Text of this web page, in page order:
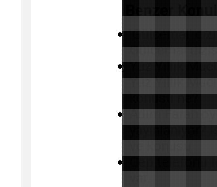
Benzer
'Gülcemal'
Gülcemal
Yüz Yıllık
Yüz Yıllık
konusu ne?
Adım Farah
ve konusu
Cep telefonu
var.